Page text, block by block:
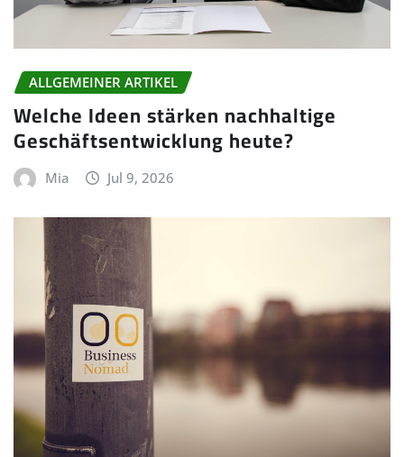
ALLGEMEINER ARTIKEL
Welche Ideen stärken nachhaltige
Geschäftsentwicklung heute?
Mia Jul 9, 2026